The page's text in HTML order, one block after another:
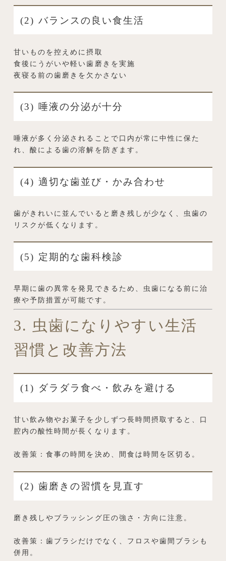
(2) バランスの良い食生活
甘いものを控えめに摂取
食後にうがいや軽い歯磨きを実施
夜寝る前の歯磨きを欠かさない
(3) 唾液の分泌が十分
唾液が多く分泌されることで口内が常に中性に保た
れ、酸による歯の溶解を防ぎます。
(4) 適切な歯並び・かみ合わせ
歯がきれいに並んでいると磨き残しが少なく、虫歯の
リスクが低くなります。
(5) 定期的な歯科検診
早期に歯の異常を発見できるため、虫歯になる前に治
療や予防措置が可能です。
3. 虫歯になりやすい生活
習慣と改善方法
(1) ダラダラ食べ・飲みを避ける
甘い飲み物やお菓子を少しずつ長時間摂取すると、口
腔内の酸性時間が長くなります。
改善策：食事の時間を決め、間食は時間を区切る。
(2) 歯磨きの習慣を見直す
磨き残しやブラッシング圧の強さ・方向に注意。
改善策：歯ブラシだけでなく、フロスや歯間ブラシも
併用。